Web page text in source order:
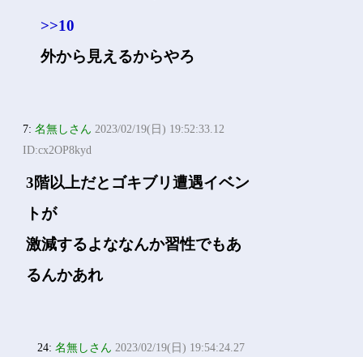
>>10
外から見えるからやろ
7:名無しさん 2023/02/19(日) 19:52:33.12
ID:cx2OP8kyd
3階以上だとゴキブリ遭遇イベン
トが
激減するよななんか習性でもあ
るんかあれ
24:名無しさん 2023/02/19(日) 19:54:24.27